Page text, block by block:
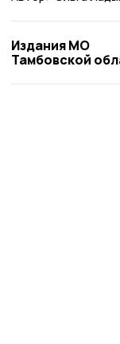
Издания МО
Тамбовской